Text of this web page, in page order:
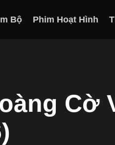
Bộ Phim Hoạt Hình
Cờ